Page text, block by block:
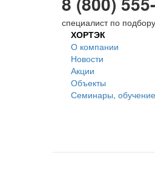
специалист по
ХОРТЭК
О компании
Новости
Акции
Объекты
Семинары, обучение